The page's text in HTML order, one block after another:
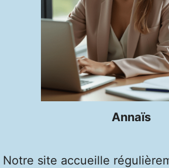
Annaïs
Notre site accueille